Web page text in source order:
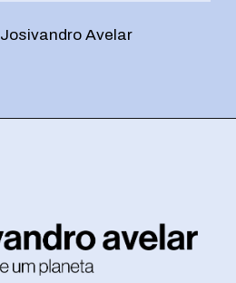
Josivandro Avelar